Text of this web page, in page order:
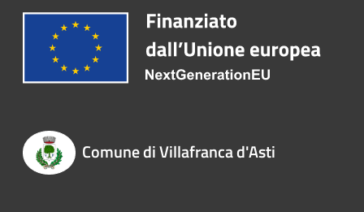
Comune di Villafranca d'Asti